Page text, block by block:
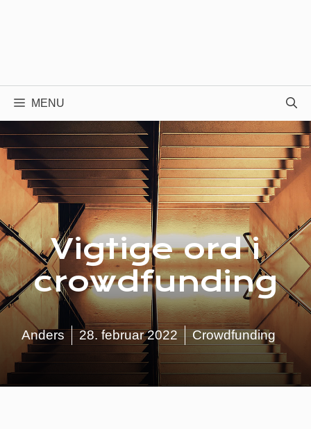
MENU
Vigtige ord i
crowdfunding
Anders 28. februar 2022 Crowdfunding